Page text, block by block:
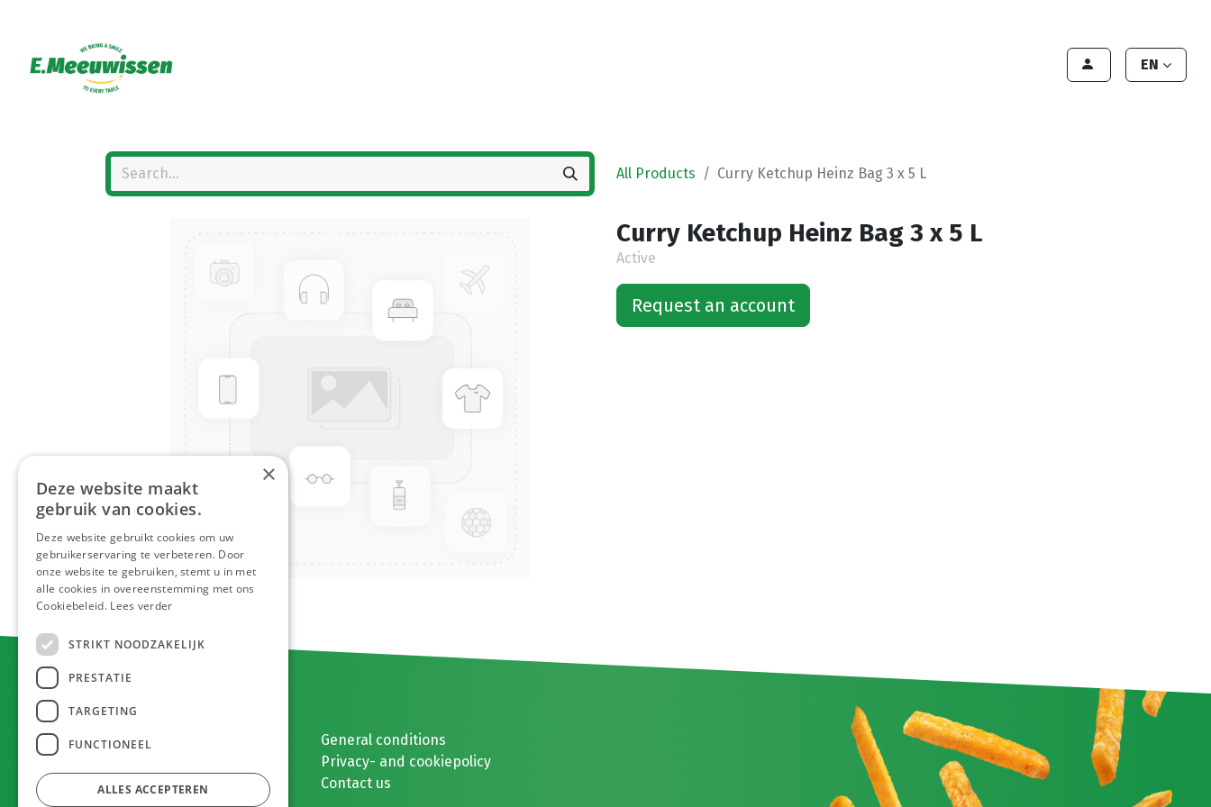
EN
All Products Curry Ketchup Heinz Bag 3 x 5 L
Curry Ketchup Heinz Bag 3 x 5 L
Active
Request an account
E. MEEUWISSEN BV
Gaston Eyskenslaan 2
3900 Pelt, België
General conditions
Privacy- and cookiepolicy
Contact us
×
Deze website maakt
gebruik van cookies.
Deze website gebruikt cookies om uw
gebruikerservaring te verbeteren. Door
onze website te gebruiken, stemt u in met
alle cookies in overeenstemming met ons
Cookiebeleid. Lees verder
STRIKT NOODZAKELIJK
PRESTATIE
TARGETING
FUNCTIONEEL
ALLES ACCEPTEREN